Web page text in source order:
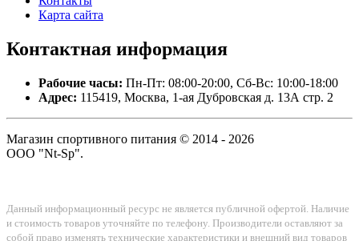
Карта сайта
Контактная информация
Рабочие часы: Пн-Пт: 08:00-20:00, Сб-Вс: 10:00-18:00
Адрес: 115419, Москва, 1-ая Дубровская д. 13А стр. 2
Магазин спортивного питания © 2014 - 2026
ООО "Nt-Sp".
Данный информационный ресурс не является публичной офертой. Наличие
и стоимость товаров уточняйте по телефону. Производители оставляют за
собой право изменять технические характеристики и внешний вид товаров